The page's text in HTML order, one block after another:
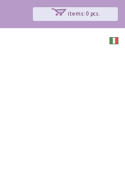
items: 0 pcs.